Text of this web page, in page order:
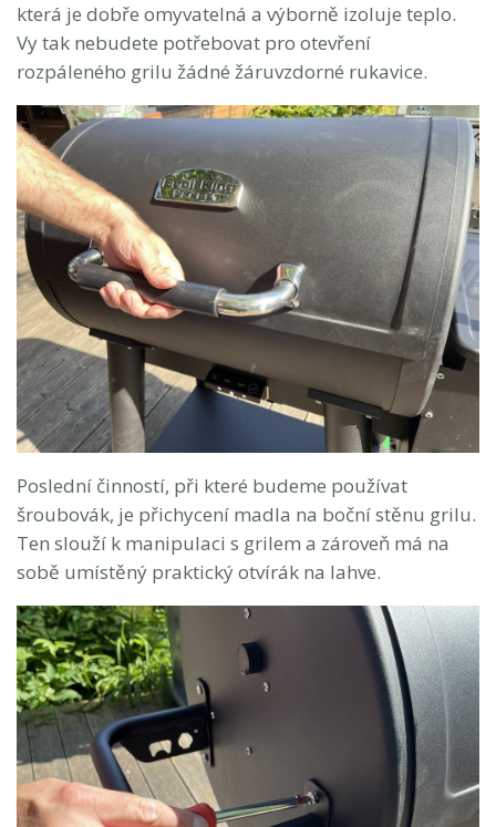
která je dobře omyvatelná a výborně izoluje teplo.
Vy tak nebudete potřebovat pro otevření
rozpáleného grilu žádné žáruvzdorné rukavice.
Poslední činností, při které budeme používat
šroubovák, je přichycení madla na boční stěnu grilu.
Ten slouží k manipulaci s grilem a zároveň má na
sobě umístěný praktický otvírák na lahve.